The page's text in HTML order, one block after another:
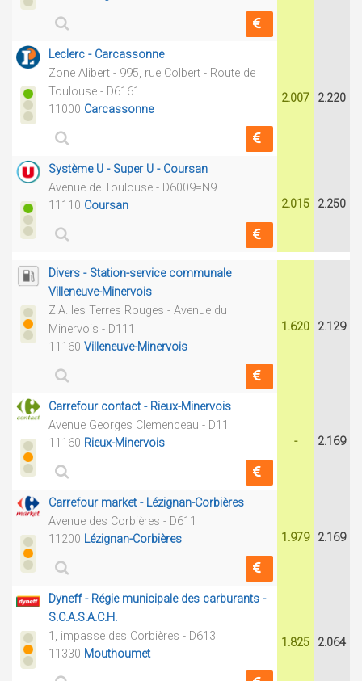
Leclerc - Carcassonne
Zone Alibert - 995, rue Colbert - Route de
Toulouse - D6161
11000 Carcassonne
2.007 2.220
Système U - Super U - Coursan
Avenue de Toulouse - D6009=N9
11110 Coursan 2.015 2.250
Divers - Station-service communale
Villeneuve-Minervois
Z.A. les Terres Rouges - Avenue du
Minervois - D111
11160 Villeneuve-Minervois
1.620 2.129
Carrefour contact - Rieux-Minervois
Avenue Georges Clemenceau - D11
11160 Rieux-Minervois - 2.169
Carrefour market - Lézignan-Corbières
Avenue des Corbières - D611
11200 Lézignan-Corbières 1.979 2.169
Dyneff - Régie municipale des carburants -
S.C.A.S.A.C.H.
1, impasse des Corbières - D613
11330 Mouthoumet
1.825 2.064